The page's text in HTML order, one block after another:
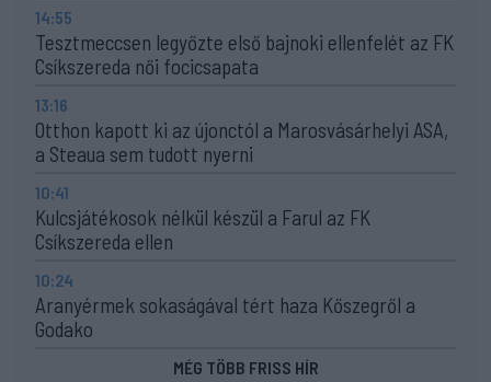
14:55
Tesztmeccsen legyőzte első bajnoki ellenfelét az FK
Csíkszereda női focicsapata
13:16
Otthon kapott ki az újonctól a Marosvásárhelyi ASA,
a Steaua sem tudott nyerni
10:41
Kulcsjátékosok nélkül készül a Farul az FK
Csíkszereda ellen
10:24
Aranyérmek sokaságával tért haza Kőszegről a
Godako
MÉG TÖBB FRISS HÍR